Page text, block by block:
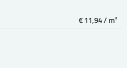
€ 11,94 / m²